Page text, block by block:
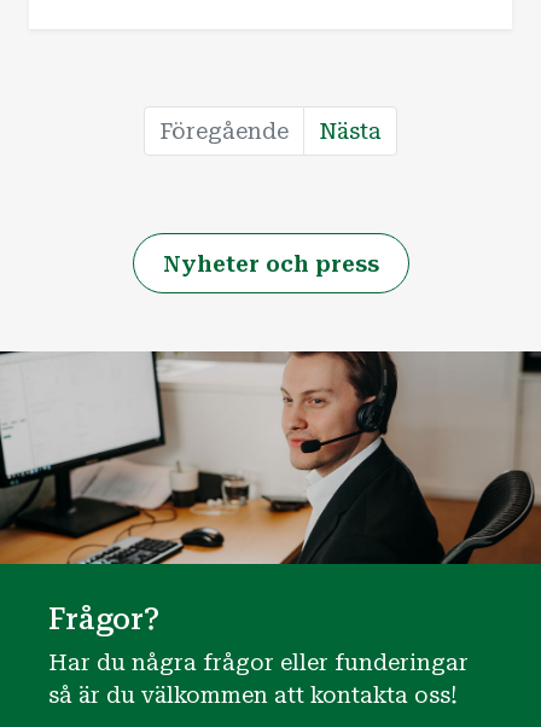
Föregående Nästa
Nyheter och press
Frågor?
Har du några frågor eller funderingar
så är du välkommen att kontakta oss!